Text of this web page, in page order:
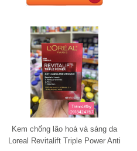
Kem chống lão hoá và sáng da
Loreal Revitalift Triple Power Anti